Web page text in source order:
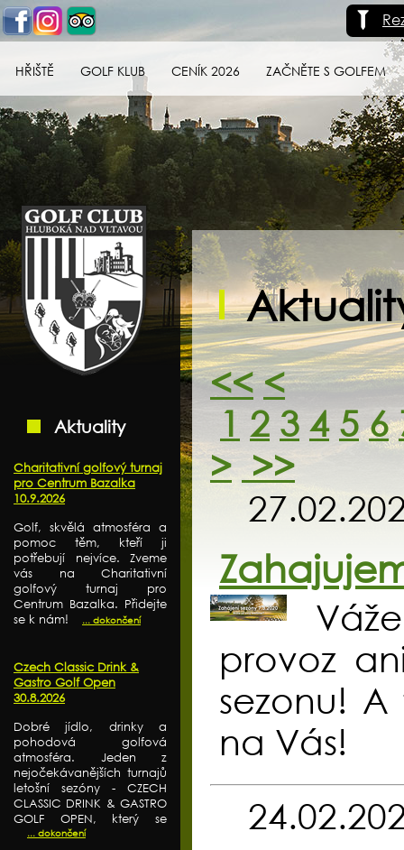
HŘIŠTĚ GOLF KLUB CENÍK 2026 ZAČNĚTE S GOLFEM
Golf klub Hluboká
nad Vltavou
Aktuality
Charitativní golfový turnaj
pro Centrum Bazalka
10.9.2026
Golf, skvělá atmosféra a
pomoc těm, kteří ji
potřebují nejvíce. Zveme
vás na Charitativní
golfový turnaj pro
Centrum Bazalka. Přidejte
se k nám!
... dokončení
Czech Classic Drink &
Gastro Golf Open
30.8.2026
Dobré jídlo, drinky a
pohodová golfová
atmosféra. Jeden z
nejočekávanějších turnajů
letošní sezóny - CZECH
CLASSIC DRINK & GASTRO
GOLF OPEN, který se
... dokončení
<< <
1 2 3 4 5 6
> >>
provoz
sezonu! A
na Vás!